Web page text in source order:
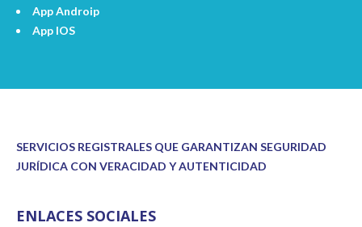
App Androip
App IOS
SERVICIOS REGISTRALES QUE GARANTIZAN SEGURIDAD
JURÍDICA CON VERACIDAD Y AUTENTICIDAD
ENLACES SOCIALES